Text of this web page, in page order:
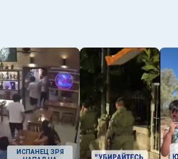
ИСПАНЕЦ ЗРЯ